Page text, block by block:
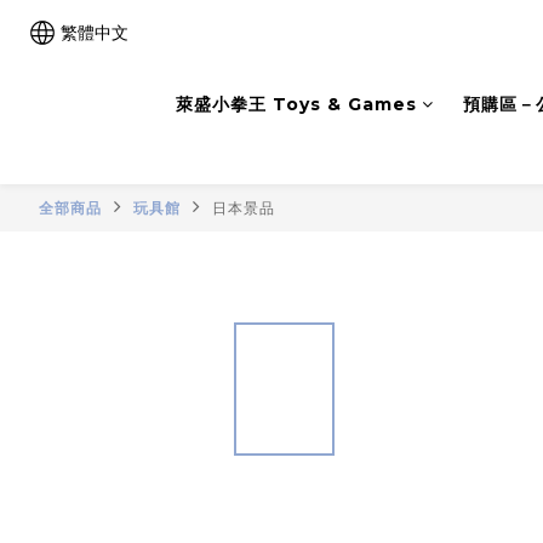
繁體中文
萊盛小拳王 Toys & Games 預購區－
全部商品 玩具館 日本景品